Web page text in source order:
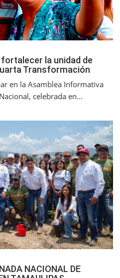
la unidad de
Transformación
en la Asamblea Informativa
celebrada en...
NACIONAL DE